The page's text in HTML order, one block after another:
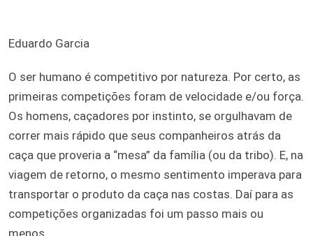
Eduardo Garcia
O ser humano é competitivo por natureza. Por certo, as
primeiras competições foram de velocidade e/ou força.
Os homens, caçadores por instinto, se orgulhavam de
correr mais rápido que seus companheiros atrás da
caça que proveria a “mesa” da família (ou da tribo). E, na
viagem de retorno, o mesmo sentimento imperava para
transportar o produto da caça nas costas. Daí para as
competições organizadas foi um passo mais ou
menos.